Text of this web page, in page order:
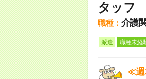
タッフ
職種： 介護
派遣 職種未経
≪週